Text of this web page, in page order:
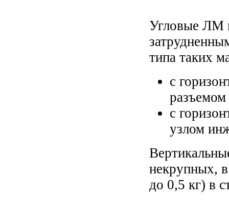
Угловые ЛМ
типа таких
с
с
узлом
некрупных,
до 0,5 кг) в